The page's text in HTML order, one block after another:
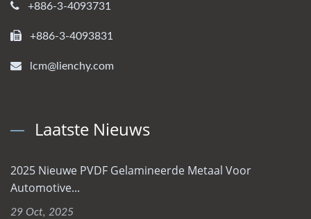
+886-3-4093731
+886-3-4093831
lcm@lienchy.com
Laatste Nieuws
2025 Nieuwe PVDF Gelamineerde Metaal Voor
Automotive...
29 Oct, 2025